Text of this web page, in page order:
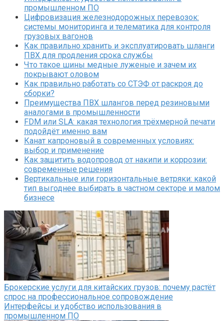
промышленном ПО
Цифровизация железнодорожных перевозок:
системы мониторинга и телематика для контроля
грузовых вагонов
Как правильно хранить и эксплуатировать шланги
ПВХ для продления срока службы
Что такое шины медные луженые и зачем их
покрывают оловом
Как правильно работать со СТЭФ от раскроя до
сборки?
Преимущества ПВХ шлангов перед резиновыми
аналогами в промышленности
FDM или SLA: какая технология трёхмерной печати
подойдёт именно вам
Канат капроновый в современных условиях:
выбор и применение
Как защитить водопровод от накипи и коррозии:
современные решения
Вертикальные или горизонтальные ветряки: какой
тип выгоднее выбирать в частном секторе и малом
бизнесе
Брокерские услуги для китайских грузов: почему растёт
спрос на профессиональное сопровождение
Интерфейсы и удобство использования в
промышленном ПО